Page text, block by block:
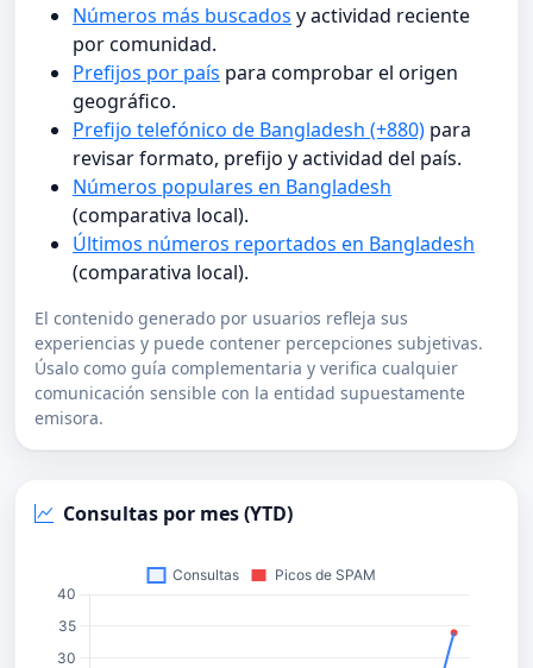
Números más buscados y actividad reciente
por comunidad.
Prefijos por país para comprobar el origen
geográfico.
Prefijo telefónico de Bangladesh (+880) para
revisar formato, prefijo y actividad del país.
Números populares en Bangladesh
(comparativa local).
Últimos números reportados en Bangladesh
(comparativa local).
El contenido generado por usuarios refleja sus
experiencias y puede contener percepciones subjetivas.
Úsalo como guía complementaria y verifica cualquier
comunicación sensible con la entidad supuestamente
emisora.
Consultas por mes (YTD)